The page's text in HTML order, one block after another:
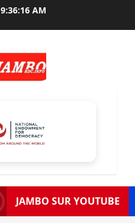
9:36:17 AM
JAMBO SUR YOUTUBE